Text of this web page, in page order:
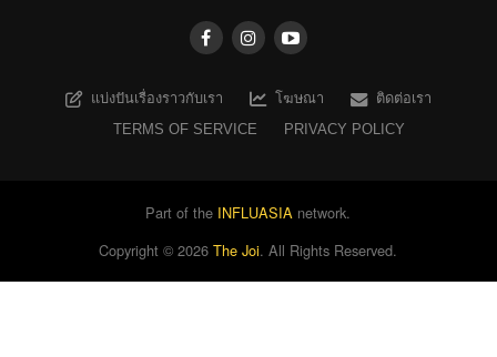
แบ่งปันเรื่องราวกับเรา โฆษณา
ติดต่อเรา
TERMS OF SERVICE
PRIVACY POLICY
Part of the INFLUASIA network.
Copyright ©2026 The Joi. All Rights Reserved.